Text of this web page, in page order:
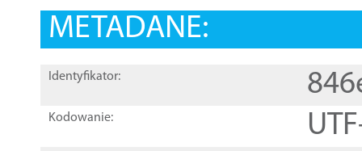
METADANE:
Identyfikator:
Kodowanie: